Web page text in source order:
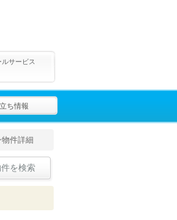
ルサービス
ち情報
件詳細
を検索